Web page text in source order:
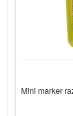
Mini marker